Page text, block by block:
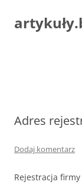
Adres
Dodaj komentarz
Rejestracja